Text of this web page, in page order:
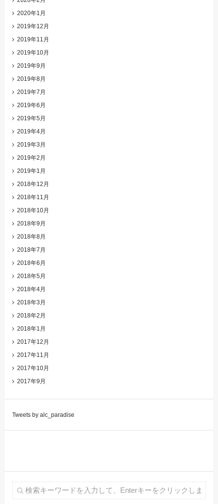
2020年1月
2019年12月
2019年11月
2019年10月
2019年9月
2019年8月
2019年7月
2019年6月
2019年5月
2019年4月
2019年3月
2019年2月
2019年1月
2018年12月
2018年11月
2018年10月
2018年9月
2018年8月
2018年7月
2018年6月
2018年5月
2018年4月
2018年3月
2018年2月
2018年1月
2017年12月
2017年11月
2017年10月
2017年9月
Tweets by alc_paradise